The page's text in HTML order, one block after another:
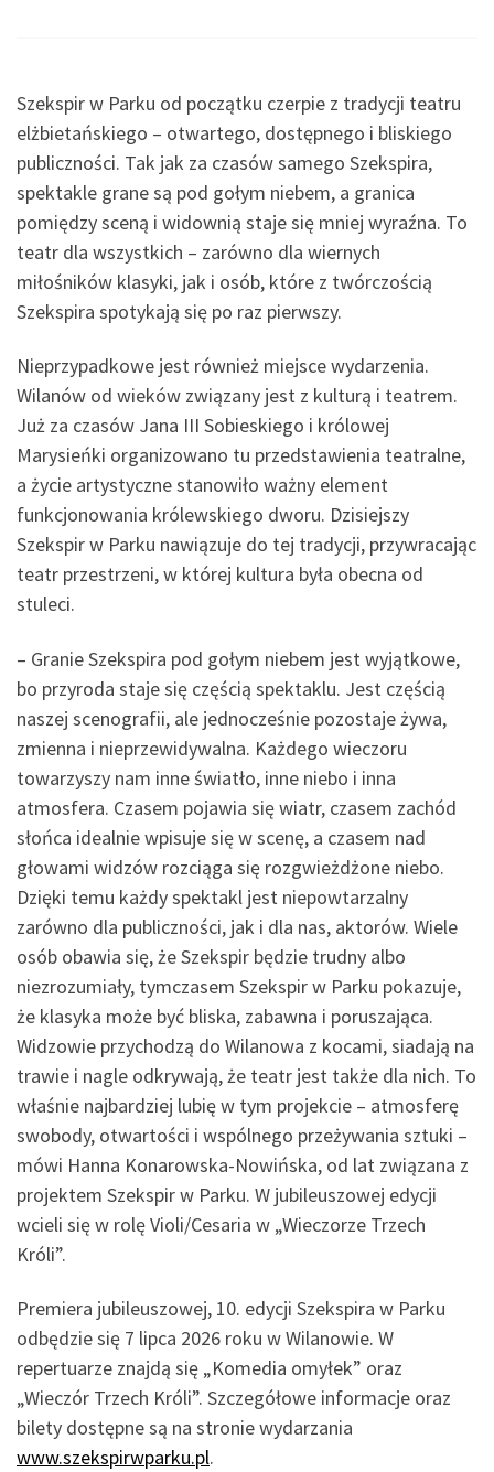
Szekspir w Parku od początku czerpie z tradycji teatru
elżbietańskiego – otwartego, dostępnego i bliskiego
publiczności. Tak jak za czasów samego Szekspira,
spektakle grane są pod gołym niebem, a granica
pomiędzy sceną i widownią staje się mniej wyraźna. To
teatr dla wszystkich – zarówno dla wiernych
miłośników klasyki, jak i osób, które z twórczością
Szekspira spotykają się po raz pierwszy.
Nieprzypadkowe jest również miejsce wydarzenia.
Wilanów od wieków związany jest z kulturą i teatrem.
Już za czasów Jana III Sobieskiego i królowej
Marysieńki organizowano tu przedstawienia teatralne,
a życie artystyczne stanowiło ważny element
funkcjonowania królewskiego dworu. Dzisiejszy
Szekspir w Parku nawiązuje do tej tradycji, przywracając
teatr przestrzeni, w której kultura była obecna od
stuleci.
– Granie Szekspira pod gołym niebem jest wyjątkowe,
bo przyroda staje się częścią spektaklu. Jest częścią
naszej scenografii, ale jednocześnie pozostaje żywa,
zmienna i nieprzewidywalna. Każdego wieczoru
towarzyszy nam inne światło, inne niebo i inna
atmosfera. Czasem pojawia się wiatr, czasem zachód
słońca idealnie wpisuje się w scenę, a czasem nad
głowami widzów rozciąga się rozgwieżdżone niebo.
Dzięki temu każdy spektakl jest niepowtarzalny
zarówno dla publiczności, jak i dla nas, aktorów. Wiele
osób obawia się, że Szekspir będzie trudny albo
niezrozumiały, tymczasem Szekspir w Parku pokazuje,
że klasyka może być bliska, zabawna i poruszająca.
Widzowie przychodzą do Wilanowa z kocami, siadają na
trawie i nagle odkrywają, że teatr jest także dla nich. To
właśnie najbardziej lubię w tym projekcie – atmosferę
swobody, otwartości i wspólnego przeżywania sztuki –
mówi Hanna Konarowska-Nowińska, od lat związana z
projektem Szekspir w Parku. W jubileuszowej edycji
wcieli się w rolę Violi/Cesaria w „Wieczorze Trzech
Króli”.
Premiera jubileuszowej, 10. edycji Szekspira w Parku
odbędzie się 7 lipca 2026 roku w Wilanowie. W
repertuarze znajdą się „Komedia omyłek” oraz
„Wieczór Trzech Króli”. Szczegółowe informacje oraz
bilety dostępne są na stronie wydarzania
www.szekspirwparku.pl.